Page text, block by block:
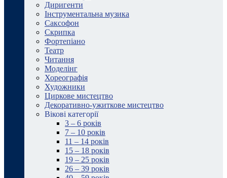
Диригенти
Інструментальна музика
Саксофон
Скрипка
Фортепіано
Театр
Читання
Моделінг
Хореографія
Художники
Циркове мистецтво
Декоративно-ужиткове мистецтво
Вікові категорії
3 – 6 років
7 – 10 років
11 – 14 років
15 – 18 років
19 – 25 років
26 – 39 років